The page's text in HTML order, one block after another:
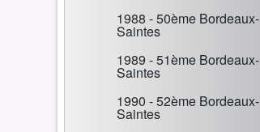
1988 - 50ème Bordeaux-
Saintes
1989 - 51ème Bordeaux-
Saintes
1990 - 52ème Bordeaux-
Saintes